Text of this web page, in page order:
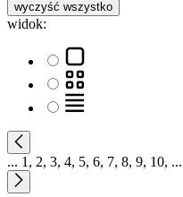
wyczyść wszystko
widok:
... 1 , 2, 3, 4, 5, 6, 7, 8, 9, 10, ...